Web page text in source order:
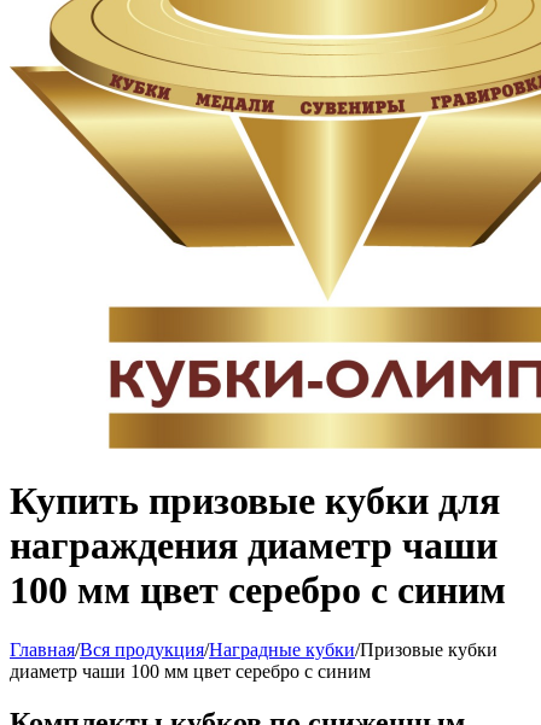
Купить призовые кубки для
награждения диаметр чаши
100 мм цвет серебро с синим
Главная/Вся продукция/Наградные кубки/Призовые кубки
диаметр чаши 100 мм цвет серебро с синим